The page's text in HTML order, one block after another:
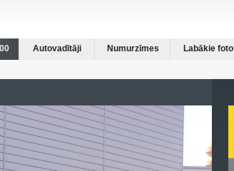
Autovadītāji Numurzīmes Labākie foto